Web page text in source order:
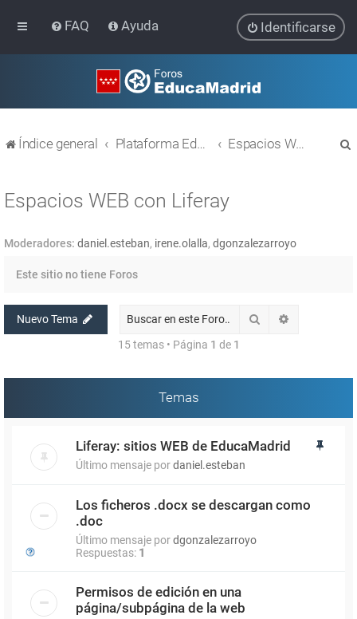
FAQ Ayuda Identificarse
Índice general Plataforma Educativa EducaMadrid Espacios WEB con Liferay
Espacios WEB con Liferay
Moderadores: daniel.esteban, irene.olalla, dgonzalezarroyo
Este sitio no tiene Foros
Nuevo Tema Buscar
15 temas • Página 1 de 1
Temas
Liferay: sitios WEB de EducaMadrid
Último mensaje pordaniel.esteban
Los ficheros .docx se descargan como
.doc
Último mensaje pordgonzalezarroyo
Respuestas: 1
Permisos de edición en una
página/subpágina de la web